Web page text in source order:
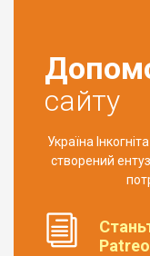
сайту
Україна
створений